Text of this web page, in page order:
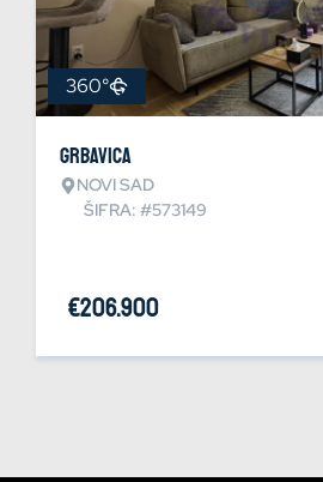
360°
Grbavica
NOVI SAD
ŠIFRA: #573149
€206.900